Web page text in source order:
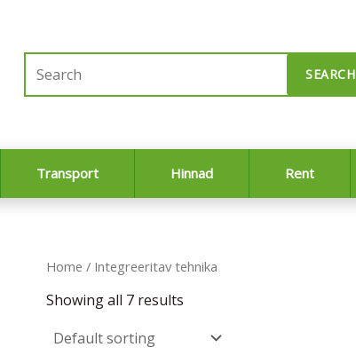
SEARCH
Transport Hinnad Rent
Home / Integreeritav tehnika
Showing all 7 results